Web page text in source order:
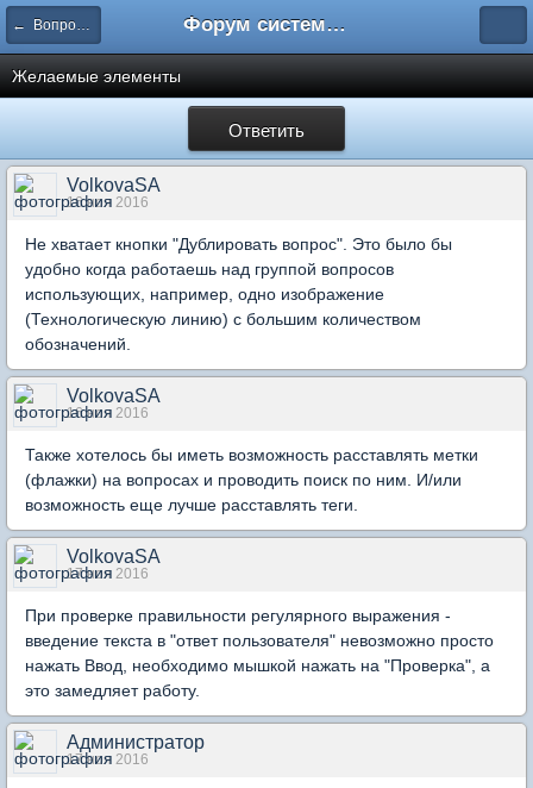
← Вопросы составления тестов Форум системы тестирования INDIGO
Желаемые элементы
Ответить
VolkovaSA
16 ноя 2016
Не хватает кнопки "Дублировать вопрос". Это было бы
удобно когда работаешь над группой вопросов
использующих, например, одно изображение
(Технологическую линию) с большим количеством
обозначений.
VolkovaSA
16 ноя 2016
Также хотелось бы иметь возможность расставлять метки
(флажки) на вопросах и проводить поиск по ним. И/или
возможность еще лучше расставлять теги.
VolkovaSA
17 ноя 2016
При проверке правильности регулярного выражения -
введение текста в "ответ пользователя" невозможно просто
нажать Ввод, необходимо мышкой нажать на "Проверка", а
это замедляет работу.
Администратор
17 ноя 2016